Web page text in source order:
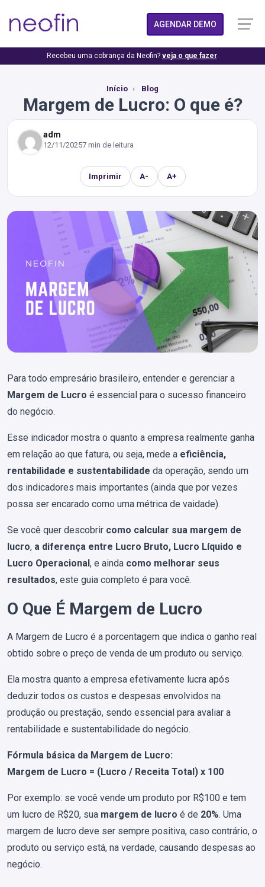
AGENDAR DEMO
Recebeu uma cobrança da Neofin? veja o que fazer.
Início Blog
Margem de Lucro: O que é?
adm
12/11/20257 min de leitura
Imprimir A- A+
Para todo empresário brasileiro, entender e gerenciar a
Margem de Lucro é essencial para o sucesso financeiro
do negócio.
Esse indicador mostra o quanto a empresa realmente ganha
em relação ao que fatura, ou seja, mede a eficiência,
rentabilidade e sustentabilidade da operação, sendo um
dos indicadores mais importantes (ainda que por vezes
possa ser encarado como uma métrica de vaidade).
Se você quer descobrir como calcular sua margem de
lucro, a diferença entre Lucro Bruto, Lucro Líquido e
Lucro Operacional, e ainda como melhorar seus
resultados, este guia completo é para você.
O Que É Margem de Lucro
A Margem de Lucro é a porcentagem que indica o ganho real
obtido sobre o preço de venda de um produto ou serviço.
Ela mostra quanto a empresa efetivamente lucra após
deduzir todos os custos e despesas envolvidos na
produção ou prestação, sendo essencial para avaliar a
rentabilidade e sustentabilidade do negócio.
Fórmula básica da Margem de Lucro:
Margem de Lucro = (Lucro / Receita Total) x 100
Por exemplo: se você vende um produto por R$100 e tem
um lucro de R$20, sua margem de lucro é de 20%. Uma
margem de lucro deve ser sempre positiva, caso contrário, o
produto ou serviço está, na verdade, causando despesas ao
negócio.